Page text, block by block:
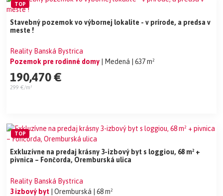
Stavebný pozemok vo výbornej lokalite - v prírode, a predsa v
meste !
Reality Banská Bystrica
Pozemok pre rodinné domy
| Medená | 637 m²
190,470 €
299 €/m²
TOP
Exkluzívne na predaj krásny 3-izbový byt s loggiou, 68 m² +
pivnica – Fončorda, Oremburská ulica
Reality Banská Bystrica
3 izbový byt
| Oremburská | 68 m²
TOP